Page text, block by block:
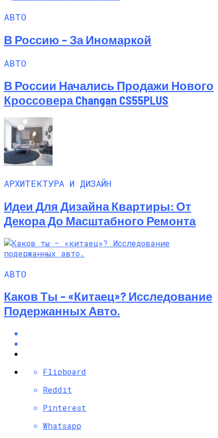
АВТО
В Россию – За Иномаркой
АВТО
В России Начались Продажи Нового
Кроссовера Changan CS55PLUS
АРХИТЕКТУРА И ДИЗАЙН
Идеи Для Дизайна Квартиры: От
Декора До Масштабного Ремонта
АВТО
Каков Ты – «китаец»? Исследование
Подержанных Авто.
Flipboard
Reddit
Pinterest
Whatsapp